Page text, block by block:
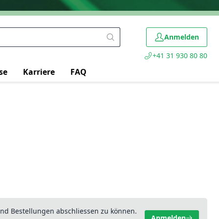
Anmelden
+41 31 930 80 80
Karriere FAQ
Bestellungen abschliessen zu können.